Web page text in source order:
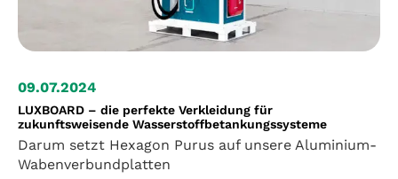
09.07.2024
LUXBOARD – die perfekte Verkleidung für
zukunftsweisende Wasserstoffbetankungssysteme
Darum setzt Hexagon Purus auf unsere Aluminium-
Wabenverbundplatten